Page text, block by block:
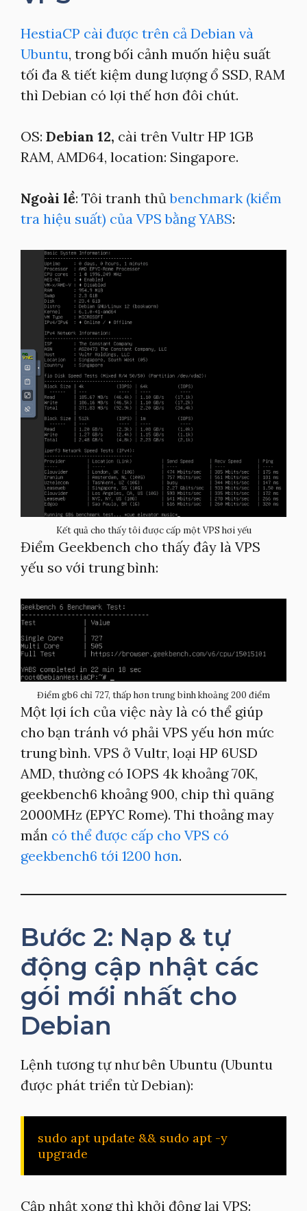
HestiaCP cài được trên cả Debian và
Ubuntu, trong bối cảnh muốn hiệu suất
tối đa & tiết kiệm dung lượng ổ SSD, RAM
thì Debian có lợi thế hơn đôi chút.
OS: Debian 12, cài trên Vultr HP 1GB
RAM, AMD64, location: Singapore.
Ngoài lề: Tôi tranh thủbenchmark (kiểm
tra hiệu suất) của VPS bằng YABS:
Kết quả cho thấy tôi được cấp một VPS hơi yếu
Điểm Geekbench cho thấy đây là VPS
yếu so với trung bình:
Điểm gb6 chỉ 727, thấp hơn trung bình khoảng 200 điểm
Một lợi ích của việc này là có thể giúp
cho bạn tránh vớ phải VPS yếu hơn mức
trung bình. VPS ở Vultr, loại HP 6USD
AMD, thường có IOPS 4k khoảng 70K,
geekbench6 khoảng 900, chip thì quãng
2000MHz (EPYC Rome). Thi thoảng may
mắn có thể được cấp cho VPS có
geekbench6 tới 1200 hơn.
Bước 2: Nạp & tự
động cập nhật các
gói mới nhất cho
Debian
Lệnh tương tự như bên Ubuntu (Ubuntu
được phát triển từ Debian):
sudo apt update && sudo apt -y
upgrade
Cập nhật xong thì khởi động lại VPS: